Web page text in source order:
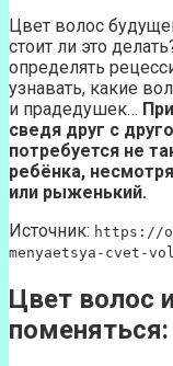
Цвет волос
стоит ли это
определять
узнавать, какие
и прадедушек…
сведя друг с
потребуется не
ребёнка,
или рыженький.
Источник: https://
menyaetsya-cvet-
Цвет волос